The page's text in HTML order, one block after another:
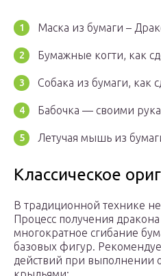
Маска из бумаги –
Бумажные когти, как
Собака из бумаги, как
Бабочка — своими
Летучая мышь из
Классическое
В традиционной технике не
Процесс получения
многократное сгибание
базовых фигур.
действий при выполнении